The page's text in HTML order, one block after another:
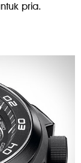
pria.